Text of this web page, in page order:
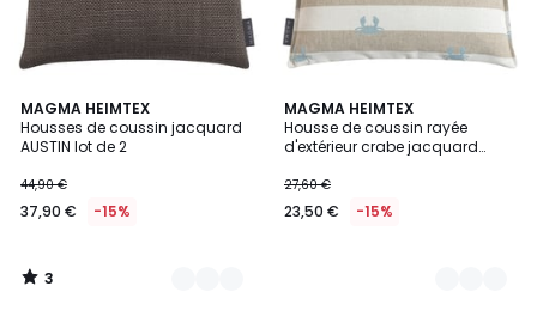
MAGMA HEIMTEX
Housses de coussin jacquard
AUSTIN lot de 2
44,90 €
37,90 € -15%
3
/
5
5
Couleurs
3
/
MAGMA HEIMTEX
Housse de coussin rayée
d'extérieur crabe jacquard
27,60 €
23,50 € -15%
2
Couleurs